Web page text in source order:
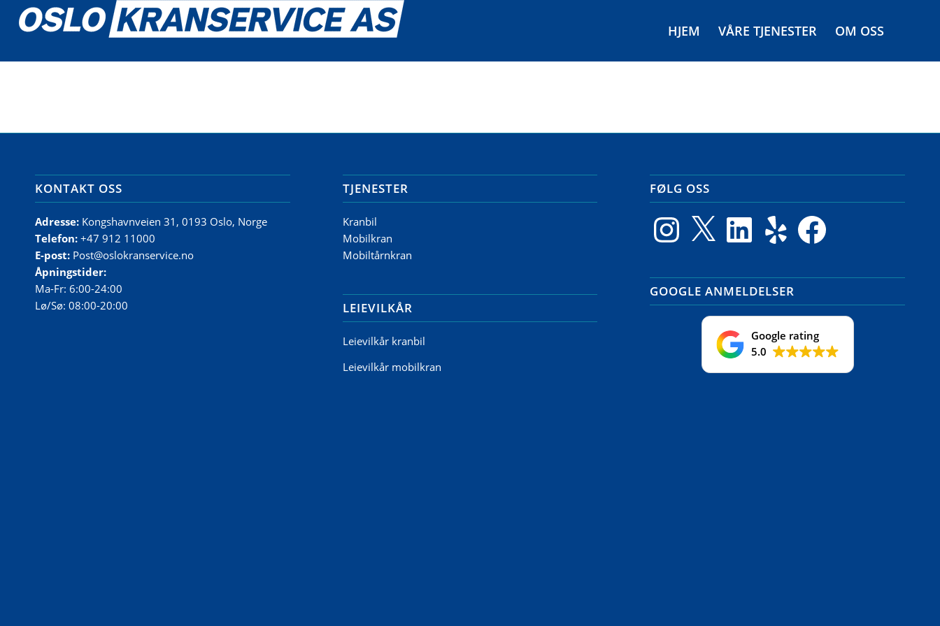
HJEM VÅRE TJENESTER OM OSS
KONTAKT OSS
Adresse: Kongshavnveien 31, 0193 Oslo, Norge
Telefon: +47 912 11000
E-post: Post@oslokranservice.no
Åpningstider:
Ma-Fr: 6:00-24:00
Lø/Sø: 08:00-20:00
TJENESTER
Kranbil
Mobilkran
Mobiltårnkran
LEIEVILKÅR
Leievilkår kranbil
Leievilkår mobilkran
FØLG OSS
Instagram
X LinkedIn Yelp Facebook
GOOGLE ANMELDELSER
Google rating
5.0